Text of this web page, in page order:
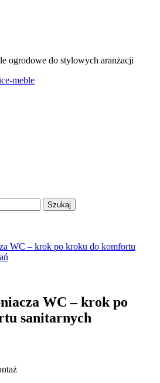
ogrodowe do stylowych aranżacji
WC – krok po kroku do komfortu
WC – krok po
sanitarnych